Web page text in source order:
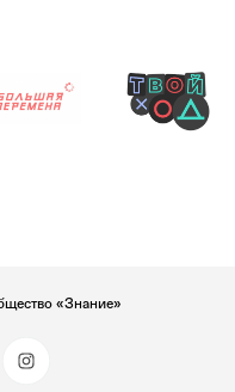
«Знание»